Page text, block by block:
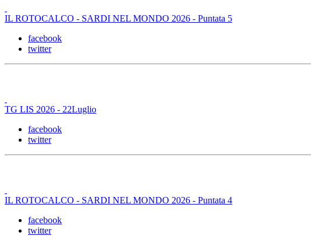
IL ROTOCALCO - SARDI NEL MONDO 2026 - Puntata 5
facebook
twitter
TG LIS 2026 - 22Luglio
facebook
twitter
IL ROTOCALCO - SARDI NEL MONDO 2026 - Puntata 4
facebook
twitter